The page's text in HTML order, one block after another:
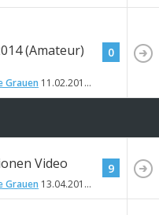
(Amateur)
Grauen 11.02.2014
0
Video
Grauen 13.04.2014
9